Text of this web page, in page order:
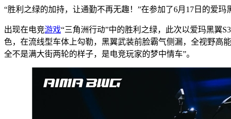
“胜利之绿的加持，让通勤不再无趣！”在参加了6月17日的爱玛
出现在电竞游戏“三角洲行动”中的胜利之绿，此次以爱玛黑翼
色，在流线型车体上勾勒，黑翼武装前脸霸气侧漏，全视野高
全不是满大街两轮的样子，是电竞玩家的梦中情车”。